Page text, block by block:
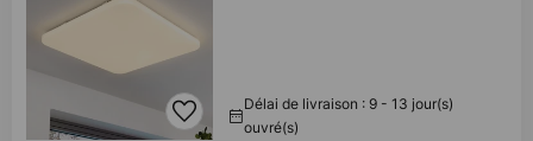
Délai de livraison : 9 - 13 jour(s)
ouvré(s)